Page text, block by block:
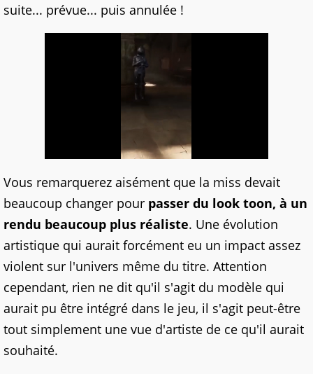
suite... prévue... puis annulée !
Vous remarquerez aisément que la miss devait
beaucoup changer pour passer du look toon, à un
rendu beaucoup plus réaliste. Une évolution
artistique qui aurait forcément eu un impact assez
violent sur l'univers même du titre. Attention
cependant, rien ne dit qu'il s'agit du modèle qui
aurait pu être intégré dans le jeu, il s'agit peut-être
tout simplement une vue d'artiste de ce qu'il aurait
souhaité.